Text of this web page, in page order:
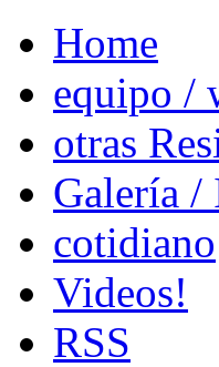
Home
equipo /
otras
Galería /
cotidiano
Videos!
RSS